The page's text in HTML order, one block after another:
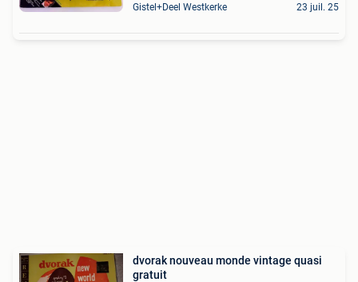
Gistel+Deel Westkerke 23 juil. 25
dvorak nouveau monde vintage quasi
gratuit